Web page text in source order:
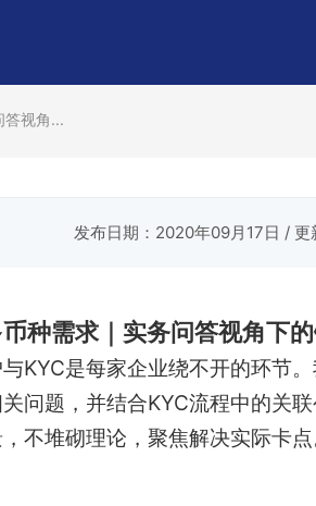
答视角...
发布日期：2020年09月17日 / 更
种需求｜实务问答视角下
KYC是每家企业绕不开的环节
问题，并结合KYC流程中的关
不堆砌理论，聚焦解决实际卡点